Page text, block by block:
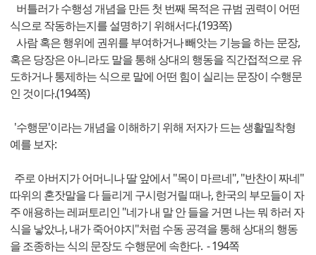
버틀러가 수행성 개념을 만든 첫 번째 목적은 규범 권력이 어떤
식으로 작동하는지를 설명하기 위해서다.(193쪽)
사람 혹은 행위에 권위를 부여하거나 빼앗는 기능을 하는 문장,
혹은 당장은 아니라도 말을 통해 상대의 행동을 직간접적으로 유
도하거나 통제하는 식으로 말에 어떤 힘이 실리는 문장이 수행문
인 것이다.(194쪽)
'수행문'이라는 개념을 이해하기 위해 저자가 드는 생활밀착형
예를 보자:
주로 아버지가 어머니나 딸 앞에서 "목이 마르네", "반찬이 짜네"
따위의 혼잣말을 다 들리게 구시렁거릴 때나, 한국의 부모들이 자
주 애용하는 레퍼토리인 "네가 내 말 안 들을 거면 나는 뭐 하러 자
식을 낳았나, 내가 죽어야지"처럼 수동 공격을 통해 상대의 행동
을 조종하는 식의 문장도 수행문에 속한다. - 194쪽